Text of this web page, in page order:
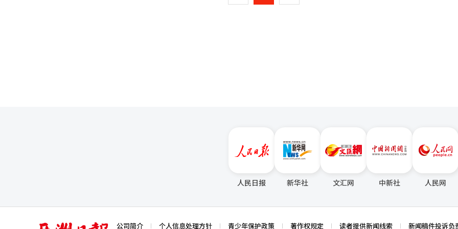
再生能源也被提出作为可持续人工智能生态系统的合作领域。 在绿色能源领域，OCI控股公司表示将基于其
由贸易委员会，时隔十年再次召开。 担任韩·智利民间经济合作委员会主席的李宇贤OCI控股公司董事长
国是彼此的首个FTA伙伴，关系特殊，希望此次会晤能成为新的投资、业务和持续伙伴关系的又一个有意义
端。” 李总统在总结发言中表示：“确认了以FTA为起点的两国经济合作正在向矿产和高端未来产业扩展
出：“共享共同价值的国家间团结在克服全球经济不确定性方面变得愈发重要。” 他还表示：“希望企业
合作理念能够转化为人民能够感受到的具体和实质性的成果，并承诺两国政府将全力支持企业挑战新的业务
退还已缴关税的通道，但美国海关尚未制定具体退还指引，预计将导致数月的行政混乱。◆ 互惠关税漏洞
人民日报 新华社 文汇网 中新社 人民网
亚 公司简介 个人信息处理方针 青少年保护政策 著作权规定 读者提供新闻线索 新闻稿件投诉负